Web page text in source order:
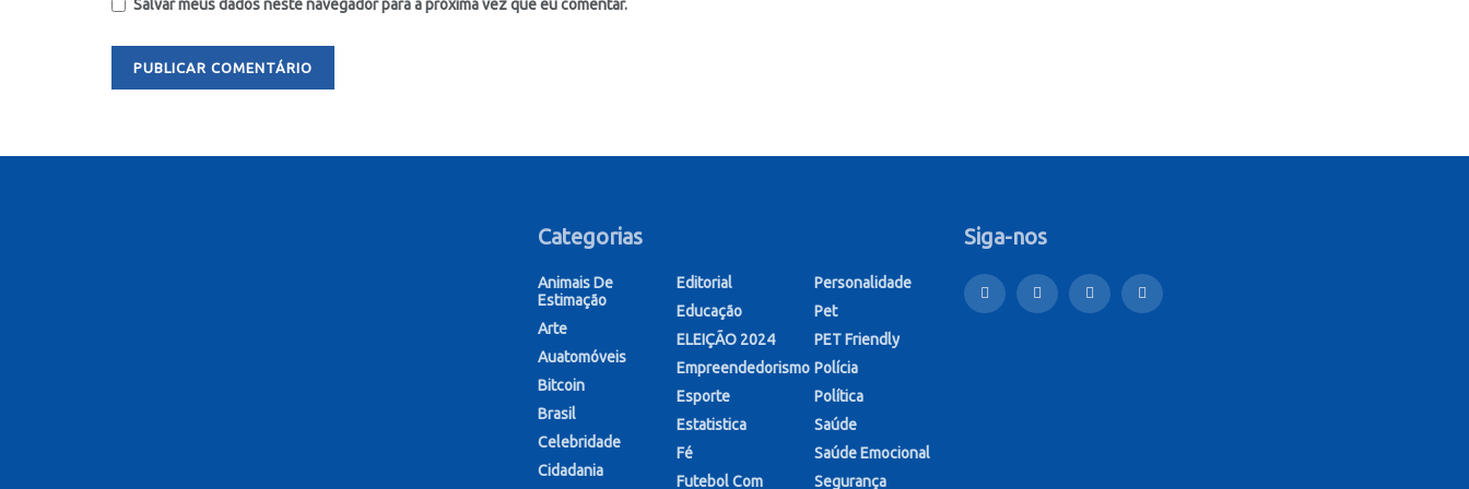
Salvar meus dados neste navegador para a próxima vez que eu comentar.
Categorias
Animais De
Estimação
Arte
Auatomóveis
Bitcoin
Brasil
Celebridade
Cidadania
Editorial
Educação
ELEIÇÃO 2024
Empreendedorismo
Esporte
Estatistica
Fé
Futebol Com
Personalidade
Pet
PET Friendly
Polícia
Política
Saúde
Saúde Emocional
Segurança
Siga-nos